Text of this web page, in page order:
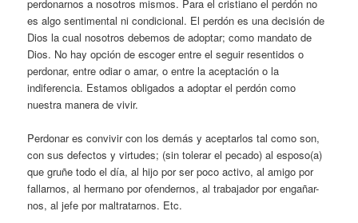
perdonarnos a nosotros mismos. Para el cristiano el perdón no
es algo sentimental ni condicional. El perdón es una decisión de
Dios la cual nosotros debemos de adoptar; como mandato de
Dios. No hay opción de escoger entre el seguir resentidos o
perdonar, entre odiar o amar, o entre la aceptación o la
indiferencia. Estamos obligados a adoptar el perdón como
nuestra manera de vivir.
Perdonar es convivir con los demás y aceptarlos tal como son,
con sus defectos y virtudes; (sin tolerar el pecado) al esposo(a)
que gruñe todo el día, al hijo por ser poco activo, al amigo por
fallarnos, al hermano por ofendernos, al trabajador por engañar-
nos, al jefe por maltratarnos. Etc.